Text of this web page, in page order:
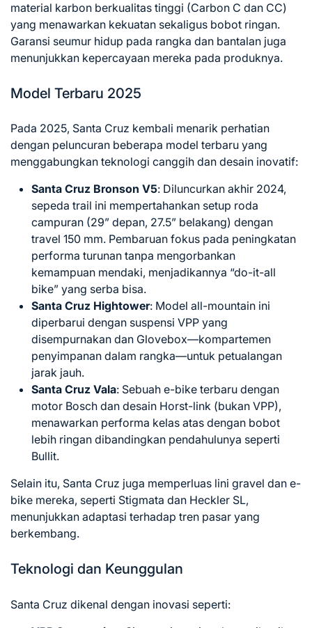
material karbon berkualitas tinggi (Carbon C dan CC)
yang menawarkan kekuatan sekaligus bobot ringan.
Garansi seumur hidup pada rangka dan bantalan juga
menunjukkan kepercayaan mereka pada produknya.
Model Terbaru 2025
Pada 2025, Santa Cruz kembali menarik perhatian
dengan peluncuran beberapa model terbaru yang
menggabungkan teknologi canggih dan desain inovatif:
Santa Cruz Bronson V5: Diluncurkan akhir 2024,
sepeda trail ini mempertahankan setup roda
campuran (29” depan, 27.5” belakang) dengan
travel 150 mm. Pembaruan fokus pada peningkatan
performa turunan tanpa mengorbankan
kemampuan mendaki, menjadikannya “do-it-all
bike” yang serba bisa.
Santa Cruz Hightower: Model all-mountain ini
diperbarui dengan suspensi VPP yang
disempurnakan dan Glovebox—kompartemen
penyimpanan dalam rangka—untuk petualangan
jarak jauh.
Santa Cruz Vala: Sebuah e-bike terbaru dengan
motor Bosch dan desain Horst-link (bukan VPP),
menawarkan performa kelas atas dengan bobot
lebih ringan dibandingkan pendahulunya seperti
Bullit.
Selain itu, Santa Cruz juga memperluas lini gravel dan e-
bike mereka, seperti Stigmata dan Heckler SL,
menunjukkan adaptasi terhadap tren pasar yang
berkembang.
Teknologi dan Keunggulan
Santa Cruz dikenal dengan inovasi seperti: